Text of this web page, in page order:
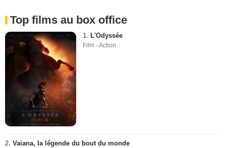
Top films au box office
1. L'Odyssée
Film - Action
2. Vaiana, la légende du bout du monde